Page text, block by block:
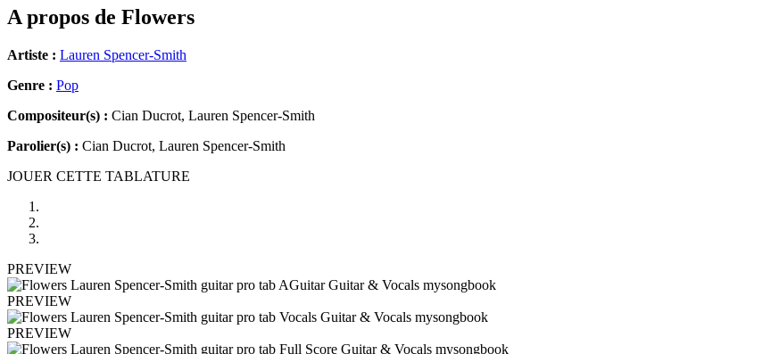
A propos de Flowers
Artiste : Lauren Spencer-Smith
Genre : Pop
Compositeur(s) : Cian Ducrot, Lauren Spencer-Smith
Parolier(s) : Cian Ducrot, Lauren Spencer-Smith
JOUER CETTE TABLATURE
PREVIEW
PREVIEW
PREVIEW